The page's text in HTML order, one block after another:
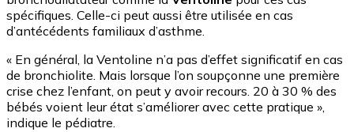
spécifiques. Celle-ci peut aussi être utilisée en cas
d’antécédents familiaux d’asthme.
« En général, la Ventoline n’a pas d’effet significatif en cas
de bronchiolite. Mais lorsque l’on soupçonne une première
crise chez l’enfant, on peut y avoir recours. 20 à 30 % des
bébés voient leur état s’améliorer avec cette pratique »,
indique le pédiatre.